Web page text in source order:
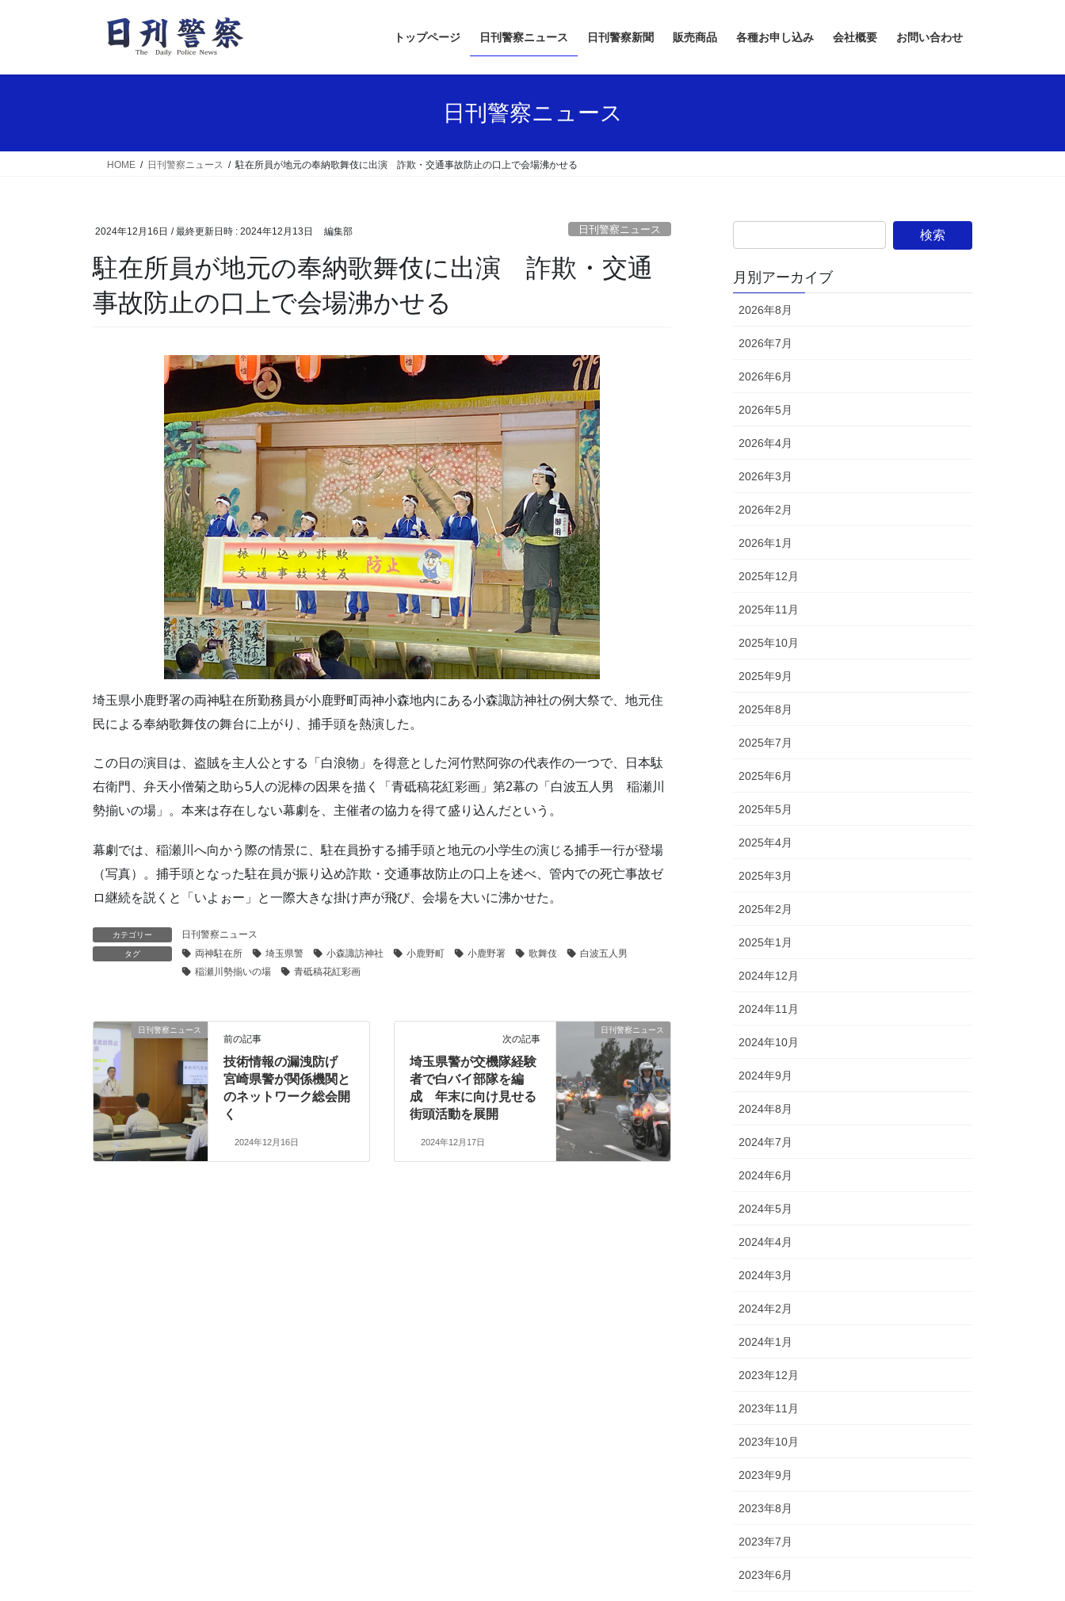
トップページ 日刊警察ニュース 日刊警察新聞 販売商品 各種お申し込み 会社概要 お問い合わせ
日刊警察ニュース
HOME 日刊警察ニュース 駐在所員が地元の奉納歌舞伎に出演 詐欺・交通事故防止の口上で会場沸かせる
2024年12月16日 / 最終更新日時 : 2024年12月13日 編集部 日刊警察ニュース
駐在所員が地元の奉納歌舞伎に出演 詐欺・交通
事故防止の口上で会場沸かせる
埼玉県小鹿野署の両神駐在所勤務員が小鹿野町両神小森地内にある小森諏訪神社の例大祭で、地元住
民による奉納歌舞伎の舞台に上がり、捕手頭を熱演した。
この日の演目は、盗賊を主人公とする「白浪物」を得意とした河竹黙阿弥の代表作の一つで、日本駄
右衛門、弁天小僧菊之助ら5人の泥棒の因果を描く「青砥稿花紅彩画」第2幕の「白波五人男 稲瀬川
勢揃いの場」。本来は存在しない幕劇を、主催者の協力を得て盛り込んだという。
幕劇では、稲瀬川へ向かう際の情景に、駐在員扮する捕手頭と地元の小学生の演じる捕手一行が登場
（写真）。捕手頭となった駐在員が振り込め詐欺・交通事故防止の口上を述べ、管内での死亡事故ゼ
ロ継続を説くと「いよぉー」と一際大きな掛け声が飛び、会場を大いに沸かせた。
カテゴリー 日刊警察ニュース
タグ 両神駐在所 埼玉県警 小森諏訪神社 小鹿野町 小鹿野署 歌舞伎
白波五人男
稲瀬川勢揃いの場
青砥稿花紅彩画
日刊警察ニュース
前の記事
技術情報の漏洩防げ
宮崎県警が関係機関と
のネットワーク総会開
く
2024年12月16日
日刊警察ニュース
次の記事
埼玉県警が交機隊経験
者で白バイ部隊を編
成 年末に向け見せる
街頭活動を展開
2024年12月17日
月別アーカイブ
2026年8月
2026年7月
2026年6月
2026年5月
2026年4月
2026年3月
2026年2月
2026年1月
2025年12月
2025年11月
2025年10月
2025年9月
2025年8月
2025年7月
2025年6月
2025年5月
2025年4月
2025年3月
2025年2月
2025年1月
2024年12月
2024年11月
2024年10月
2024年9月
2024年8月
2024年7月
2024年6月
2024年5月
2024年4月
2024年3月
2024年2月
2024年1月
2023年12月
2023年11月
2023年10月
2023年9月
2023年8月
2023年7月
2023年6月